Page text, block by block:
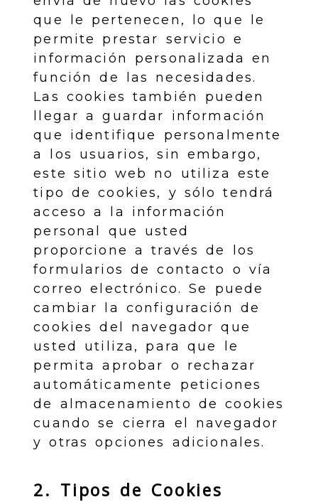
que le pertenecen, lo que le
permite prestar servicio e
información personalizada en
función de las necesidades.
Las cookies también pueden
llegar a guardar información
que identifique personalmente
a los usuarios, sin embargo,
este sitio web no utiliza este
tipo de cookies, y sólo tendrá
acceso a la información
personal que usted
proporcione a través de los
formularios de contacto o vía
correo electrónico. Se puede
cambiar la configuración de
cookies del navegador que
usted utiliza, para que le
permita aprobar o rechazar
automáticamente peticiones
de almacenamiento de cookies
cuando se cierra el navegador
y otras opciones adicionales.
2. Tipos de Cookies